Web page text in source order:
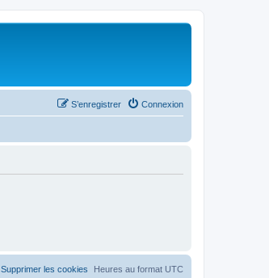
Connexion
S’enregistrer
Heures au format UTC
Supprimer les cookies